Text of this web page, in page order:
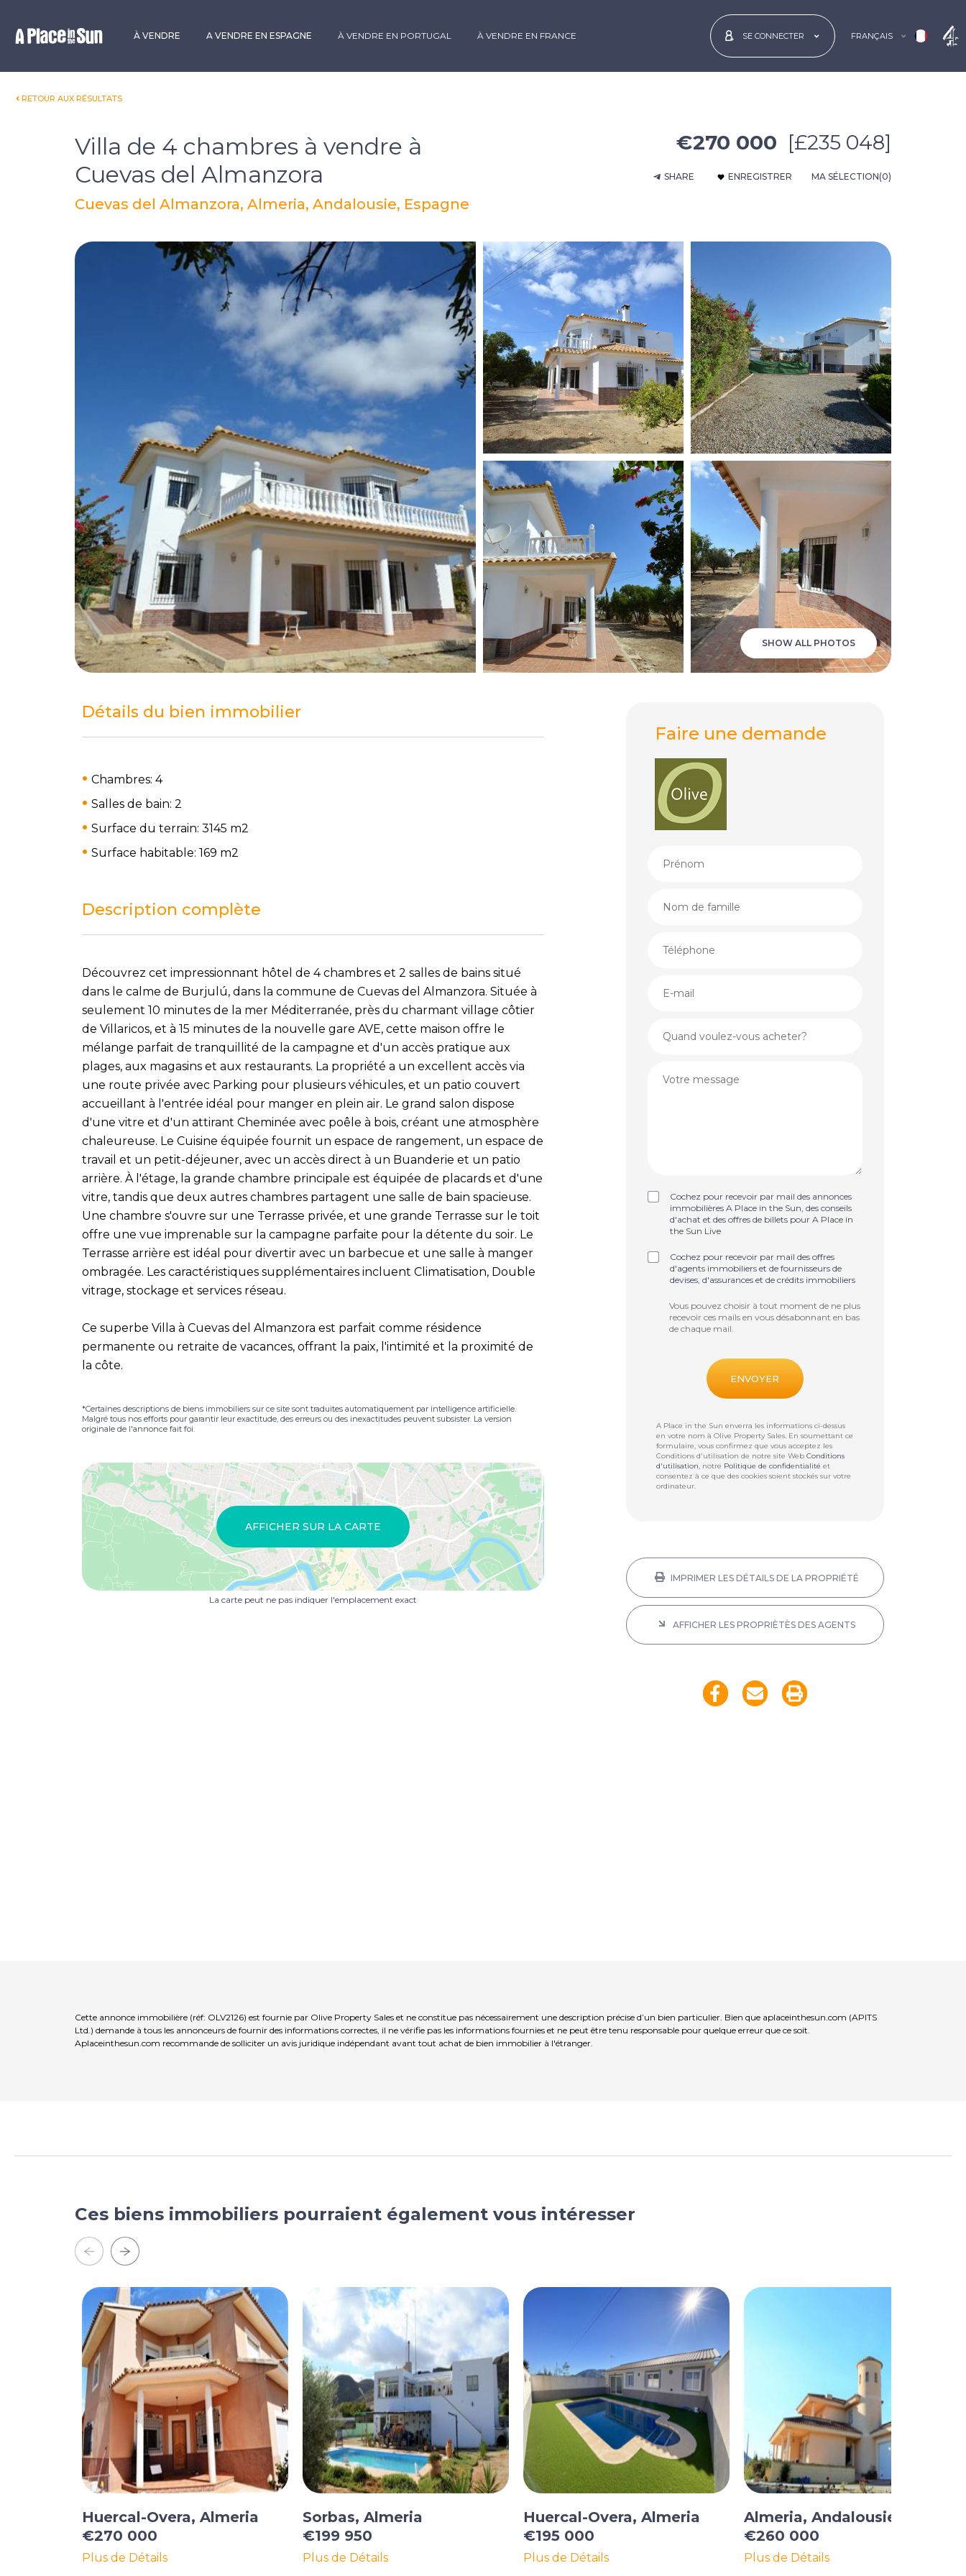
À VENDRE A VENDRE EN ESPAGNE À VENDRE EN PORTUGAL À VENDRE EN FRANCE SE CONNECTER FRANÇAIS
RETOUR AUX RÉSULTATS
Villa de 4 chambres à vendre à
Cuevas del Almanzora
Cuevas del Almanzora, Almeria, Andalousie, Espagne
€270 000 [£235 048]
SHARE ENREGISTRER MA SÉLECTION(0)
SHOW ALL PHOTOS
Détails du bien immobilier
Chambres: 4
Salles de bain: 2
Surface du terrain: 3145 m2
Surface habitable: 169 m2
Description complète
Découvrez cet impressionnant hôtel de 4 chambres et 2 salles de bains situé
dans le calme de Burjulú, dans la commune de Cuevas del Almanzora. Située à
seulement 10 minutes de la mer Méditerranée, près du charmant village côtier
de Villaricos, et à 15 minutes de la nouvelle gare AVE, cette maison offre le
mélange parfait de tranquillité de la campagne et d'un accès pratique aux
plages, aux magasins et aux restaurants. La propriété a un excellent accès via
une route privée avec Parking pour plusieurs véhicules, et un patio couvert
accueillant à l'entrée idéal pour manger en plein air. Le grand salon dispose
d'une vitre et d'un attirant Cheminée avec poêle à bois, créant une atmosphère
chaleureuse. Le Cuisine équipée fournit un espace de rangement, un espace de
travail et un petit-déjeuner, avec un accès direct à un Buanderie et un patio
arrière. À l'étage, la grande chambre principale est équipée de placards et d'une
vitre, tandis que deux autres chambres partagent une salle de bain spacieuse.
Une chambre s'ouvre sur une Terrasse privée, et une grande Terrasse sur le toit
offre une vue imprenable sur la campagne parfaite pour la détente du soir. Le
Terrasse arrière est idéal pour divertir avec un barbecue et une salle à manger
ombragée. Les caractéristiques supplémentaires incluent Climatisation, Double
vitrage, stockage et services réseau.
Ce superbe Villa à Cuevas del Almanzora est parfait comme résidence
permanente ou retraite de vacances, offrant la paix, l'intimité et la proximité de
la côte.
*Certaines descriptions de biens immobiliers sur ce site sont traduites automatiquement par intelligence artificielle.
Malgré tous nos efforts pour garantir leur exactitude, des erreurs ou des inexactitudes peuvent subsister. La version
originale de l'annonce fait foi.
AFFICHER SUR LA CARTE
La carte peut ne pas indiquer l'emplacement exact
Faire une demande
Cochez pour recevoir par mail des annonces
immobilières A Place in the Sun, des conseils
d'achat et des offres de billets pour A Place in
the Sun Live
Cochez pour recevoir par mail des offres
d'agents immobiliers et de fournisseurs de
devises, d'assurances et de crédits immobiliers
Vous pouvez choisir à tout moment de ne plus
recevoir ces mails en vous désabonnant en bas
de chaque mail.
A Place in the Sun enverra les informations ci-dessus
en votre nom àOlive Property Sales. En soumettant ce
formulaire, vous confirmez que vous acceptez les
Conditions d'utilisation de notre site WebConditions
d'utilisation, notre Politique de confidentialité et
consentez à ce que des cookies soient stockés sur votre
ordinateur.
IMPRIMER LES DÉTAILS DE LA PROPRIÉTÉ
AFFICHER LES PROPRIÈTÈS DES AGENTS
Cette annonce immobilière (réf: OLV2126) est fournie par Olive Property Sales et ne constitue pas nécessairement une description précise d’un bien particulier. Bien que aplaceinthesun.com (APITS
Ltd.) demande à tous les annonceurs de fournir des informations correctes, il ne vérifie pas les informations fournies et ne peut être tenu responsable pour quelque erreur que ce soit.
Aplaceinthesun.com recommande de solliciter un avis juridique indépendant avant tout achat de bien immobilier à l'étranger.
Ces biens immobiliers pourraient également vous intéresser
Huercal-Overa, Almeria
€270 000
Plus de Détails
Sorbas, Almeria
€199 950
Plus de Détails
Huercal-Overa, Almeria
€195 000
Plus de Détails
Almeria, Andalousie
€260 000
Plus de Détails